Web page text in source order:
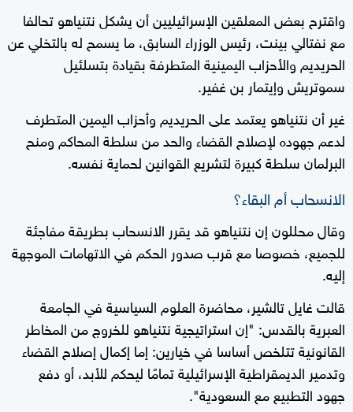
واقترح بعض المعلقين الإسرائيليين أن يشكل نتنياهو تحالفا
مع نفتالي بينت، رئيس الوزراء السابق، ما يسمح له بالتخلي عن
الحريديم والأحزاب اليمينية المتطرفة بقيادة بتسلئيل
سموتريش وإيتمار بن غفير.
غير أن نتنياهو يعتمد على الحريديم وأحزاب اليمين المتطرف
لدعم جهوده لإصلاح القضاء والحد من سلطة المحاكم ومنح
البرلمان سلطة كبيرة لتشريع القوانين لحماية نفسه.
الانسحاب أم البقاء؟
وقال محللون إن نتنياهو قد يقرر الانسحاب بطريقة مفاجئة
للجميع، خصوصا مع قرب صدور الحكم في الاتهامات الموجهة
إليه.
قالت غايل تالشير، محاضرة العلوم السياسية في الجامعة
العبرية بالقدس: "إن استراتيجية نتنياهو للخروج من المخاطر
القانونية تتلخص أساسا في خيارين: إما إكمال إصلاح القضاء
وتدمير الديمقراطية الإسرائيلية تمامًا ليحكم للأبد، أو دفع
جهود التطبيع مع السعودية".